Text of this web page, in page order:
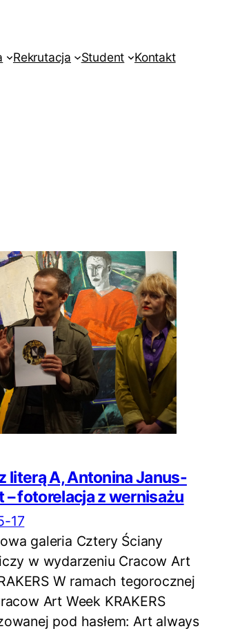
Rekrutacja Student Kontakt
literą A, Antonina Janus-
– fotorelacja z wernisażu
17
galeria Cztery Ściany
w wydarzeniu Cracow Art
W ramach tegorocznej
Art Week KRAKERS
pod hasłem: Art always